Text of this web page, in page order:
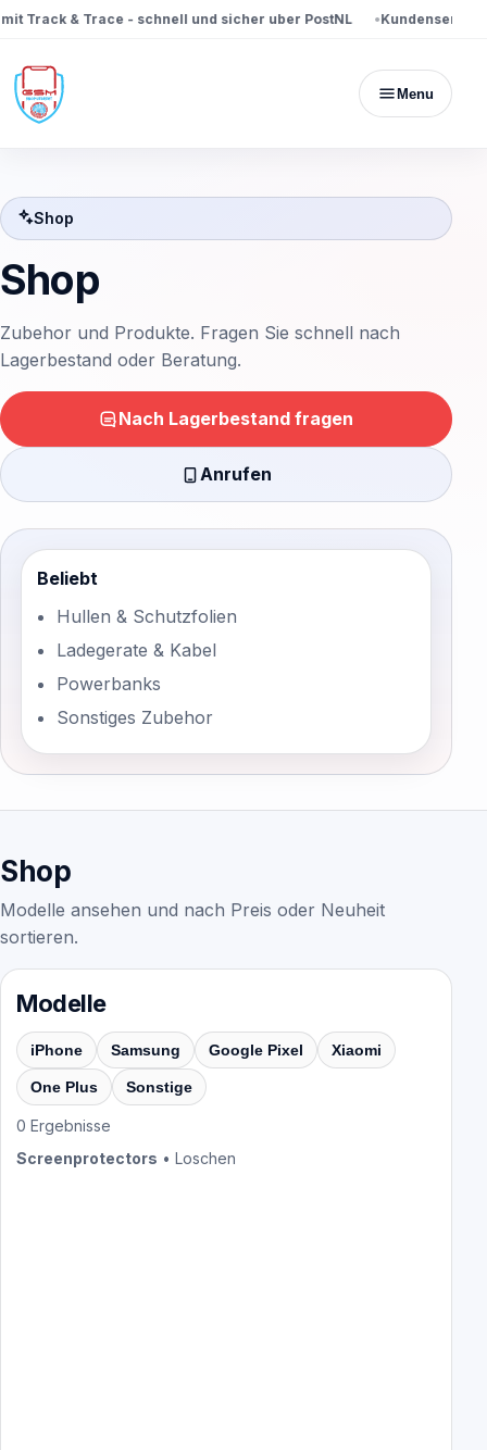
Track & Trace - schnell und sicher uber PostNL Kundenservice
Menu
Shop
Shop
Zubehor und Produkte. Fragen Sie schnell nach
Lagerbestand oder Beratung.
Nach Lagerbestand fragen
Anrufen
Beliebt
Hullen & Schutzfolien
Ladegerate & Kabel
Powerbanks
Sonstiges Zubehor
Shop
Modelle ansehen und nach Preis oder Neuheit
sortieren.
Modelle
iPhone Samsung Google Pixel Xiaomi
One Plus Sonstige
0 Ergebnisse
Screenprotectors • Loschen